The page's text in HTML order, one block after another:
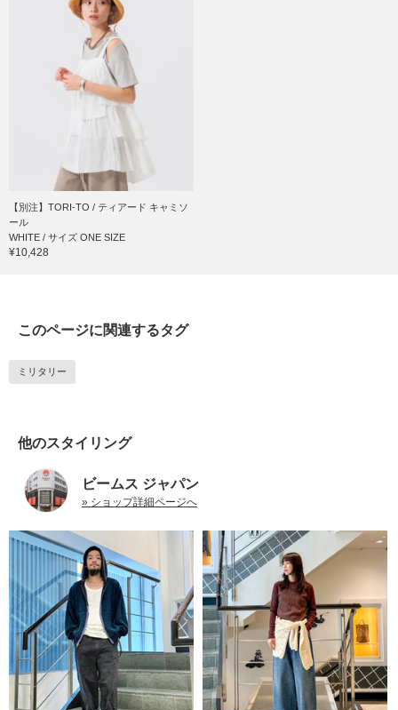
【別注】TORI-TO / ティアード キャミソ
ール
WHITE / サイズ ONE SIZE
¥10,428
このページに関連するタグ
ミリタリー
他のスタイリング
ビームス ジャパン
» ショップ詳細ページへ